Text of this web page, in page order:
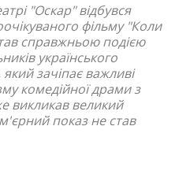
"Оскар" відбувся
фільму "Коли
справжньою подією
українського
зачіпає важливі
комедійної драми з
викликав великий
показ не став